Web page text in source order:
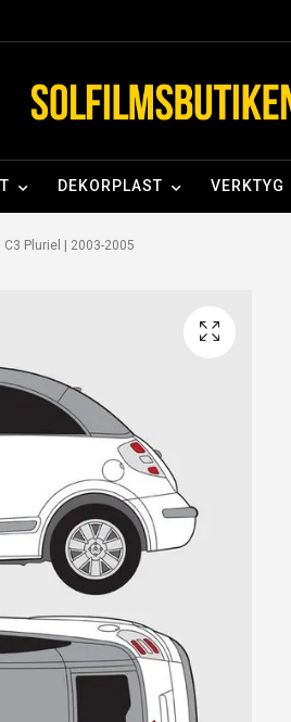
DEKORPLAST VERKTYG
C3 Pluriel | 2003-2005